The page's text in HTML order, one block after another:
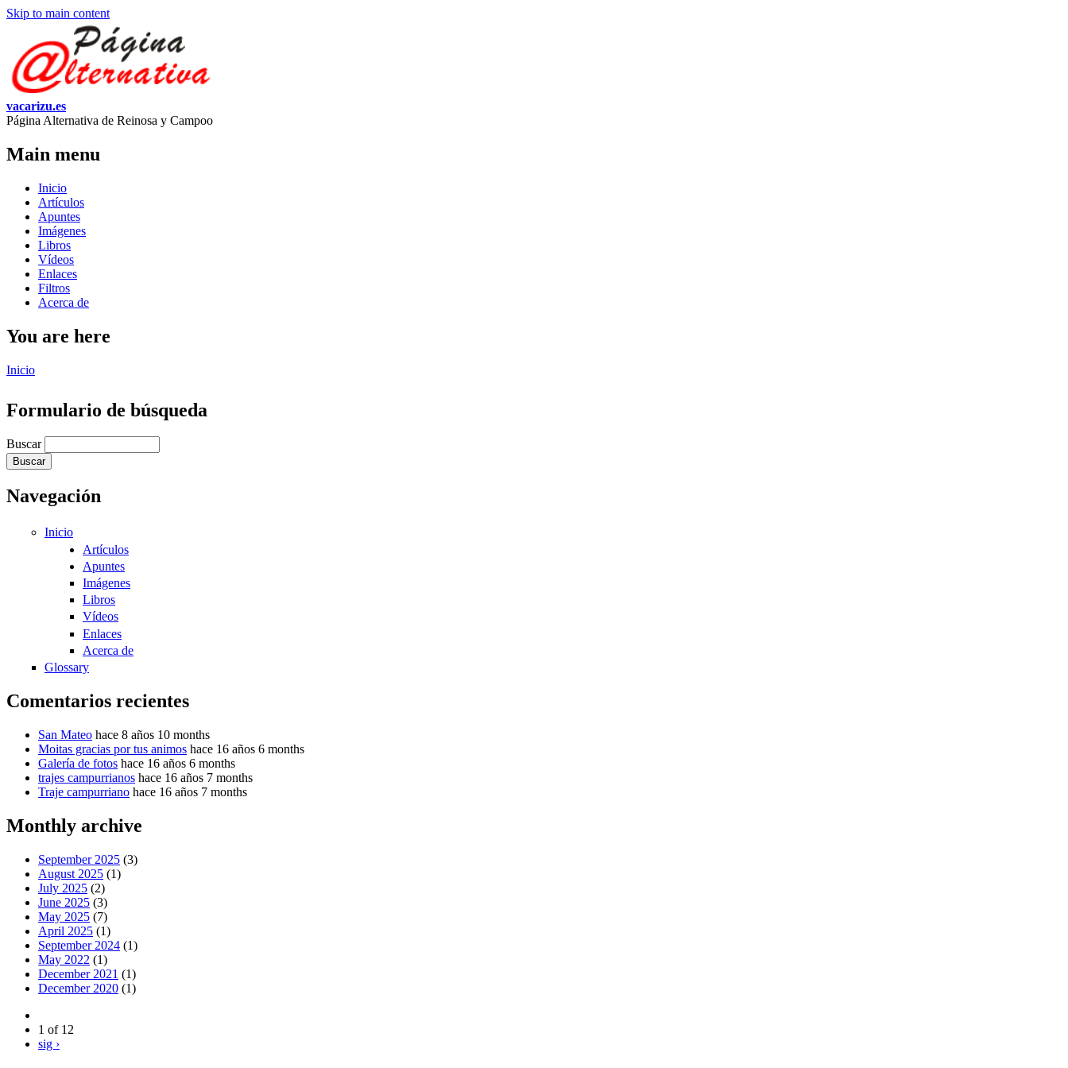
Skip to main content
vacarizu.es
Página Alternativa de Reinosa y Campoo
Main menu
Inicio
Artículos
Apuntes
Imágenes
Libros
Vídeos
Enlaces
Filtros
Acerca de
You are here
Inicio
Formulario de búsqueda
Buscar
Navegación
Inicio
Artículos
Apuntes
Imágenes
Libros
Vídeos
Enlaces
Acerca de
Glossary
Comentarios recientes
San Mateo hace 8 años 10 months
Moitas gracias por tus animos hace 16 años 6 months
Galería de fotos hace 16 años 6 months
trajes campurrianos hace 16 años 7 months
Traje campurriano hace 16 años 7 months
Monthly archive
September 2025 (3)
August 2025 (1)
July 2025 (2)
June 2025 (3)
May 2025 (7)
April 2025 (1)
September 2024 (1)
May 2022 (1)
December 2021 (1)
December 2020 (1)
1 of 12
sig ›